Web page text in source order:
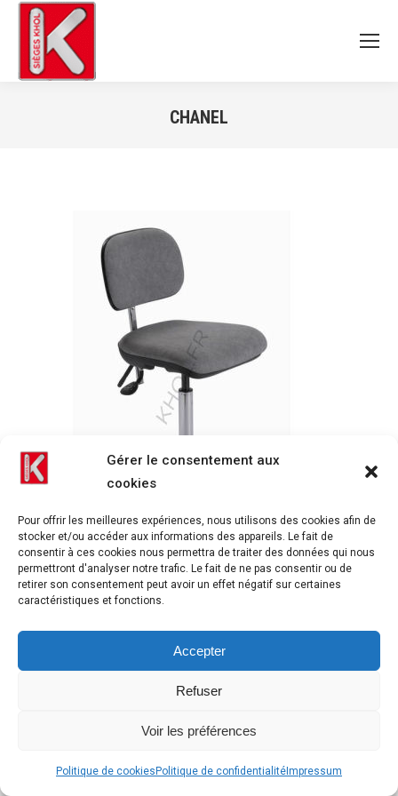
Gérer le consentement aux
cookies
Pour offrir les meilleures expériences, nous utilisons des cookies afin de
stocker et/ou accéder aux informations des appareils. Le fait de
consentir à ces cookies nous permettra de traiter des données qui nous
permettront d'analyser notre trafic. Le fait de ne pas consentir ou de
retirer son consentement peut avoir un effet négatif sur certaines
caractéristiques et fonctions.
Accepter
Refuser
Voir les préférences
Politique de cookies Politique de confidentialité Impressum
CHANEL
Chanel